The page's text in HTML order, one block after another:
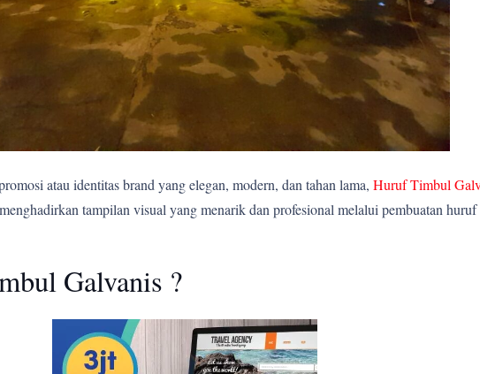
atau identitas brand yang elegan, modern, dan tahan lama, Huruf Timbul
tampilan visual yang menarik dan profesional melalui pembuatan
Galvanis ?